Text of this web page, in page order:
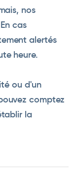
nos
cas
alertés
heure.
ou d'un
comptez
la